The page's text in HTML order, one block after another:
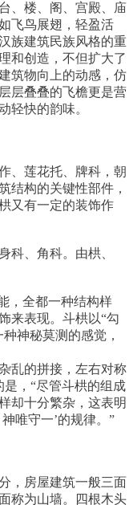
、楼、阁、宫殿、庙
飞鸟展翅，轻盈活
族建筑民族风格的重
和创造，不但扩大了
筑物向上的动感，仿
层叠叠的飞檐更是营
轻快的韵味。
莲花托、牌科，朝
结构的关键性部件，
又有一定的装饰作
、角科。由栱、
全都一种结构样
来表现。斗栱以“勾
神秘莫测的感觉，
的拼接，左右对称
，“尽管斗栱的组成
却十分繁杂，这表明
唯守一’的规律。”
房屋建筑一般三面
称为山墙。四根木头